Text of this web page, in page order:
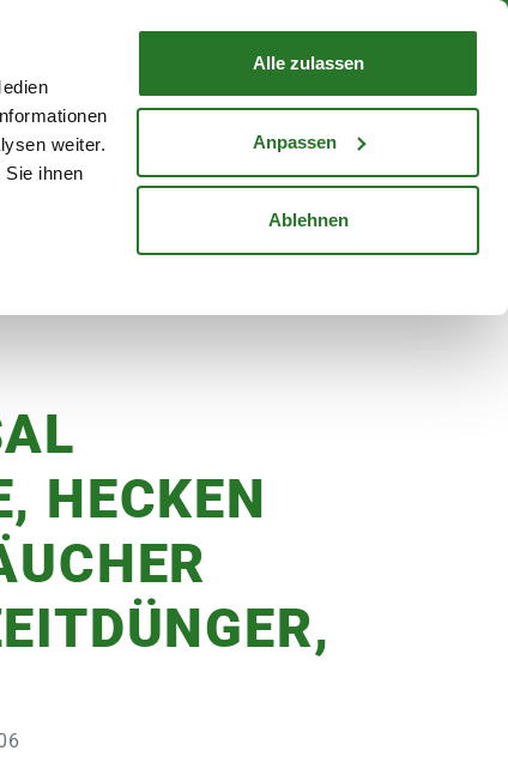
weiter.
ihnen
Alle zulassen
Anpassen
Ablehnen
Mein KontoStandorte
WARENKORB
Karriere
HECKEN